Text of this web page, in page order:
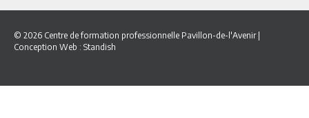
© 2026 Centre de formation professionnelle Pavillon-de-l'Avenir
Conception Web : Standish